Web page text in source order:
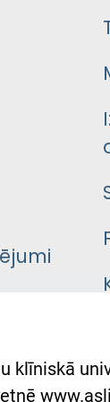
klīniskā